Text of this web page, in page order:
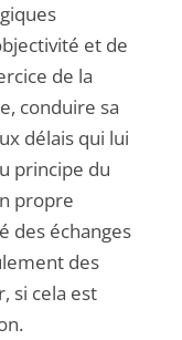
et de
de la
conduire sa
délais qui lui
principe du
propre
des échanges
des
si cela est